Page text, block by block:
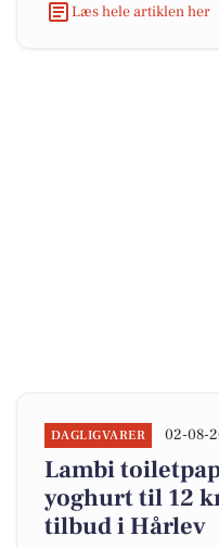
Læs hele artiklen her
DAGLIGVARER 02-08-
Lambi
yoghurt til 12
tilbud i Hårlev